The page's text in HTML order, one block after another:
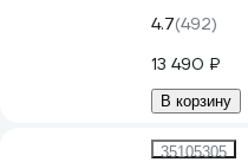
4.7(492)
13 490 ₽
В корзину
35105305